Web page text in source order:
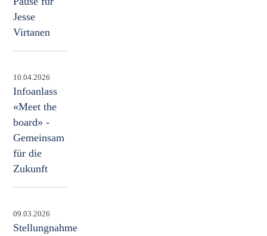
Jesse
Virtanen
10.04.2026
Infoanlass
«Meet the
board» -
Gemeinsam
für die
Zukunft
09.03.2026
Stellungnahme